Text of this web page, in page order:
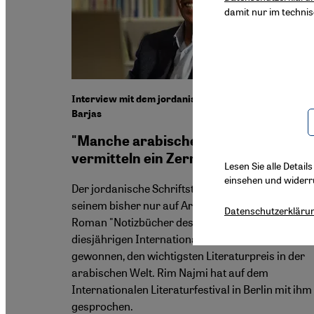
Interview mit dem jordanischen Schriftsteller Jalal
Barjas
"Manche arabische Autoren
vermitteln ein Zerrbild“
Der jordanische Schriftsteller Jalal Barjas hat mit
seinem bisher nur auf Arabisch erschienenen
Roman "Notizbücher des Buchhändlers“ den
diesjährigen International Prize for Arabic Fiction
gewonnen, den wichtigsten Literaturpreis in der
arabischen Welt. Rim Najmi hat auf dem
Internationalen Literaturfestival in Berlin mit ihm
gesprochen.
damit nur im
Lesen Sie alle
einsehen und